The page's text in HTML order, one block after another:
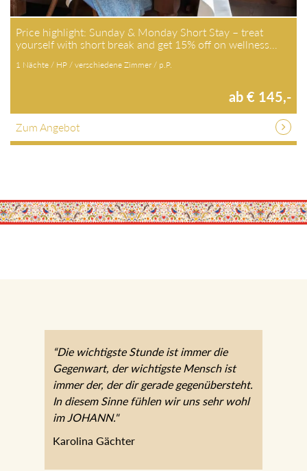
Price highlight: Sunday & Monday Short Stay – treat
yourself with short break and get 15% off on wellness…
1 Nächte / HP / verschiedene Zimmer / p.P.
ab € 145,-
Zum Angebot
“Die wichtigste Stunde ist immer die
Gegenwart, der wichtigste Mensch ist
immer der, der dir gerade
gegenübersteht. In diesem Sinne fühlen
wir uns sehr wohl im JOHANN."
Karolina Gächter